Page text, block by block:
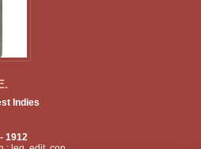
Indies
1912